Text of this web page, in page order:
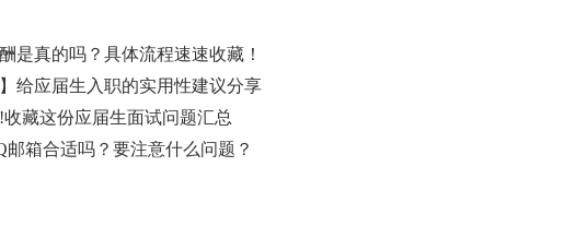
是真的吗？具体流程速速收藏！
给应届生入职的实用性建议分享
藏这份应届生面试问题汇总
邮箱合适吗？要注意什么问题？